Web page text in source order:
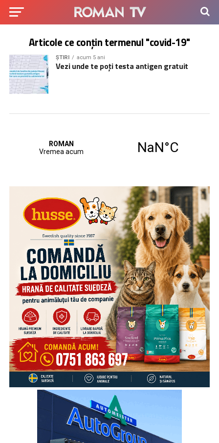
Articole ce conțin termenul "covid-19"
ȘTIRI acum 5 ani
Vezi unde te poți testa antigen gratuit